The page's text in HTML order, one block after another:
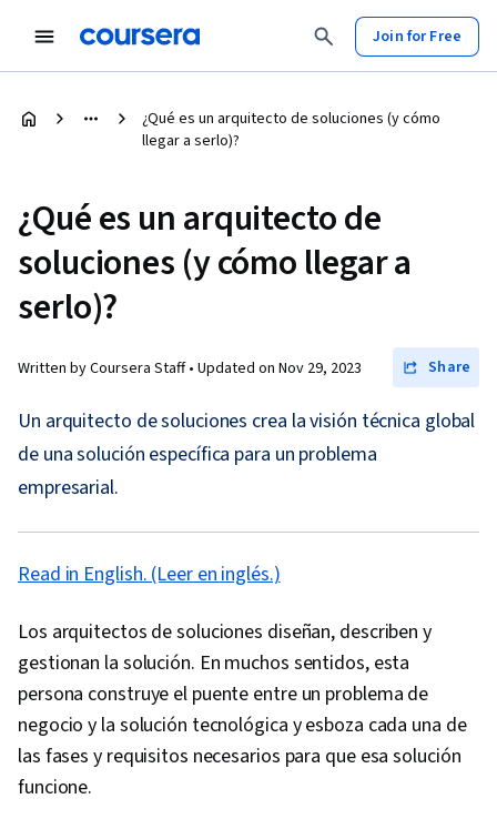
Join for Free
¿Qué es un arquitecto de soluciones (y cómo
llegar a serlo)?
¿Qué es un arquitecto de
soluciones (y cómo llegar a
serlo)?
Written by Coursera Staff • Updated on Nov 29, 2023 Share
Un arquitecto de soluciones crea la visión técnica global
de una solución específica para un problema
empresarial.
Read in English. (Leer en inglés.)
Los arquitectos de soluciones diseñan, describen y
gestionan la solución. En muchos sentidos, esta
persona construye el puente entre un problema de
negocio y la solución tecnológica y esboza cada una de
las fases y requisitos necesarios para que esa solución
funcione.